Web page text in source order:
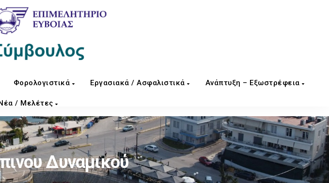
Φορολογιστικά Εργασιακά / Ασφαλιστικά Ανάπτυξη – Εξωστρέφεια
/ Μελέτες
Δυναμικού